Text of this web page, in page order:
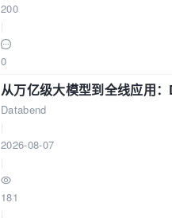
200
0
从万亿级大模型到全线应用
Databend
2026-08-07
181